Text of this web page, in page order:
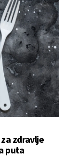
zdravlje
puta